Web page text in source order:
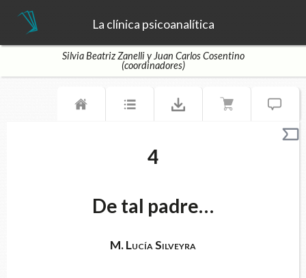
La clínica psicoanalítica
Silvia Beatriz Zanelli y Juan Carlos Cosentino
(coordinadores)
4
De tal padre…
M. Lucía Silveyra